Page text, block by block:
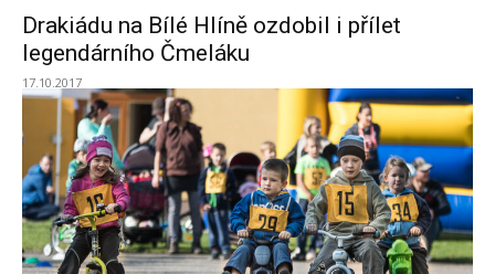
Drakiádu na Bílé Hlíně ozdobil i přílet
legendárního Čmeláku
17.10.2017